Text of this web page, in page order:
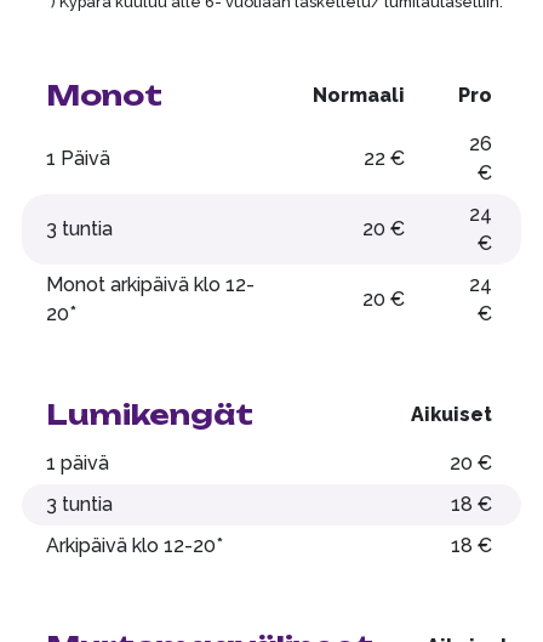
Monot Normaali Pro
1 Päivä 22 €
26
€
3 tuntia 20 €
24
€
Monot arkipäivä klo 12-
20*
20 €
24
€
Lumikengät Aikuiset
1 päivä
20 €
3 tuntia
18 €
Arkipäivä klo 12-20*
18 €